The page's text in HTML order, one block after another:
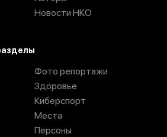
Новости НКО
Фото репортажи
Здоровье
Киберспорт
Места
Персоны